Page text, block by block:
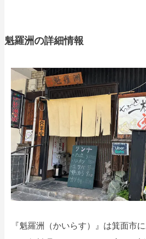
魁羅洲の詳細情報
『​​魁羅洲（かいらす）』は箕面市